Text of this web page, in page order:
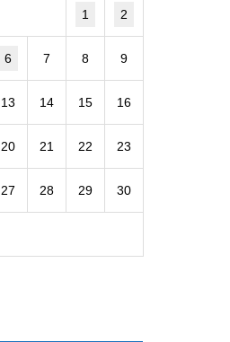
1 2
6 7 8 9
13 14 15 16
20 21 22 23
27 28 29 30